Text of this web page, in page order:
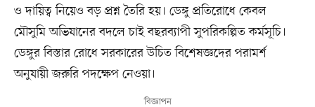
ও দায়িত্ব নিয়েও বড় প্রশ্ন তৈরি হয়। ডেঙ্গু প্রতিরোধে কেবল
মৌসুমি অভিযানের বদলে চাই বছরব্যাপী সুপরিকল্পিত কর্মসূচি।
ডেঙ্গুর বিস্তার রোধে সরকারের উচিত বিশেষজ্ঞদের পরামর্শ
অনুযায়ী জরুরি পদক্ষেপ নেওয়া।